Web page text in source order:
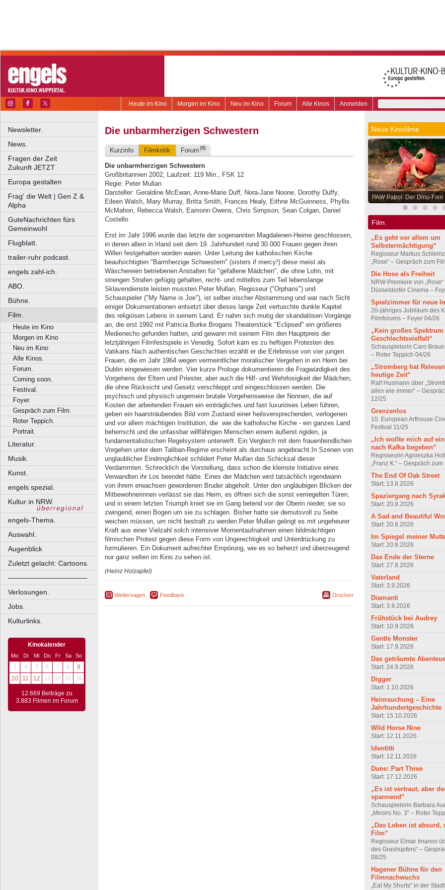
Anmelden
Alle Kinos
Forum
Neu im Kino
Morgen im Kino
Heute im Kino
Newsletter.
News.
Fragen der Zeit
Zukunft JETZT
Europa gestalten
Frag' die Welt | Gen Z &
Alpha
GuteNachrichten fürs
Gemeinwohl
Flugblatt.
trailer-ruhr podcast.
engels zahl-ich.
ABO.
Bühne.
Film.
Heute im Kino
Morgen im Kino
Neu im Kino
Alle Kinos.
Forum.
Coming soon.
Festival.
Foyer.
Gespräch zum Film.
Roter Teppich.
Portrait.
Literatur.
Musik.
Kunst.
engels spezial.
Kultur in NRW.
engels-Thema.
Auswahl.
Augenblick
Zuletzt gelacht: Cartoons.
––––––––––––––––––––
Verlosungen.
Jobs.
Kulturlinks.
Kinokalender
Mo Di Mi Do Fr Sa
So
3
4 5 6 7 8
9
10
11 12 13 14 15 16
12.669 Beiträge zu
3.883 Filmen im Forum
Die unbarmherzigen Schwestern
Kurzinfo Filmkritik Forum (5)
Die unbarmherzigen Schwestern
Großbritannien 2002, Laufzeit: 119 Min., FSK 12
Regie: Peter Mullan
Darsteller: Geraldine McEwan, Anne-Marie Duff, Nora-Jane Noone, Dorothy Duffy,
Eileen Walsh, Mary Murray, Britta Smith, Frances Healy, Eithne McGuinness, Phyllis
McMahon, Rebecca Walsh, Eamonn Owens, Chris Simpson, Sean Colgan, Daniel
Costello
Erst im Jahr 1996 wurde das letzte der sogenannten Magdalenen-Heime geschlossen,
in denen allein in Irland seit dem 19. Jahrhundert rund 30.000 Frauen gegen ihren
Willen festgehalten worden waren. Unter Leitung der katholischen Kirche
beaufsichtigten "Barmherzige Schwestern" (sisters if mercy¹) diese meist als
Wäschereien betriebenen Anstalten für "gefallene Mädchen", die ohne Lohn, mit
strengen Strafen gefügig gehalten, recht- und mittellos zum Teil lebenslange
Sklavendienste leisten mussten. Peter Mullan, Regisseur ("Orphans") und
Schauspieler ("My Name is Joe"), ist selber irischer Abstammung und war nach Sicht
einiger Dokumentationen entsetzt über dieses lange Zeit vertuschte dunkle Kapitel
des religiösen Lebens in seinem Land. Er nahm sich mutig der skandalösen Vorgänge
an, die erst 1992 mit Patricia Burke Brogans Theaterstück "Eclipsed" ein größeres
Medienecho gefunden hatten, und gewann mit seinem Film den Hauptpreis der
letztjährigen Filmfestspiele in Venedig. Sofort kam es zu heftigen Protesten des
Vatikans. Nach authentischen Geschichten erzählt er die Erlebnisse von vier jungen
Frauen, die im Jahr 1964 wegen vermeintlicher moralischer Vergehen in ein Heim bei
Dublin eingewiesen werden. Vier kurze Prologe dokumentieren die Fragwürdigkeit des
Vorgehens der Eltern und Priester, aber auch die Hilf- und Wehrlosigkeit der Mädchen,
die ohne Rücksicht und Gesetz verschleppt und eingeschlossen werden. Die
psychisch und physisch ungemein brutale Vorgehensweise der Nonnen, die auf
Kosten der arbeitenden Frauen ein einträgliches und fast luxuriöses Leben führen,
geben ein haarsträubendes Bild vom Zustand einer heilsversprechenden, verlogenen
und vor allem mächtigen Institution, die ­ wie die katholische Kirche - ein ganzes Land
beherrscht und die unfassbar willfährigen Menschen einem äußerst rigiden, ja
fundamentalistischen Regelsystem unterwirft. Ein Vergleich mit dem frauenfeindlichen
Vorgehen unter dem Taliban-Regime erscheint als durchaus angebracht. In Szenen von
unglaublicher Eindringlichkeit schildert Peter Mullan das Schicksal dieser
Verdammten. Schrecklich die Vorstellung, dass schon die kleinste Initiative eines
Verwandten ihr Los beendet hätte. Eines der Mädchen wird tatsächlich irgendwann
von ihrem erwachsen gewordenen Bruder abgeholt. Unter den ungläubigen Blicken der
Mitbewohnerinnen verlässt sie das Heim, es öffnen sich die sonst verriegelten Türen,
und in einem letzten Triumph kniet sie im Gang betend vor der Oberin nieder, sie so
zwingend, einen Bogen um sie zu schlagen. Bisher hatte sie demutsvoll zu Seite
weichen müssen, um nicht bestraft zu werden. Peter Mullan gelingt es mit ungeheurer
Kraft aus einer Vielzahl solch intensiver Momentaufnahmen einen bildmächtigen
filmischen Protest gegen diese Form von Ungerechtigkeit und Unterdrückung zu
formulieren. Ein Dokument aufrechter Empörung, wie es so beherzt und überzeugend
nur ganz selten im Kino zu sehen ist.
(Heinz Holzapfel)
Weitersagen Feedback Drucken
Neue Kinofilme
PAW Patrol: Der Dino-Film
Film.
„Es geht vor allem um
Selbstermächtigung“
Regisseur Markus
„Rose“ – Gespräch zum
Die Hose als Freiheit
NRW-Premiere von „Rose“
Düsseldorfer Cinema –
Spielzimmer für neue
20-jähriges Jubiläum des
Filmforums – Foyer 04/26
„Kein großes Spektrum
Geschlechtsvielfalt“
Schauspielerin Caro Braun
– Roter Teppich 04/26
„Stromberg hat
heutige Zeit“
Ralf Husmann über
alles wie immer“ –
12/25
Grenzenlos
10. European Arthouse
Festival 11/25
„Ich wollte mich auf
nach Kafka begeben“
Regisseurin Agnieszka
„Franz K.“ – Gespräch
The End Of Oak Street
Start: 13.8.2026
Spaziergang nach
Start: 20.8.2026
A Sad and Beautiful
Start: 20.8.2026
Im Spiegel meiner
Start: 20.8.2026
Das Ende der Sterne
Start: 27.8.2026
Vaterland
Start: 3.9.2026
Diamanti
Start: 3.9.2026
Frühstück bei Audrey
Start: 10.9.2026
Gentle Monster
Start: 17.9.2026
Das geträumte
Start: 24.9.2026
Digger
Start: 1.10.2026
Heimsuchung – Eine
Jahrhundertgeschichte
Start: 15.10.2026
Wild Horse Nine
Start: 12.11.2026
Identitti
Start: 12.11.2026
Dune: Part Three
Start: 17.12.2026
„Es ist vertraut, aber
spannend“
Schauspielerin Barbara
„Miroirs No. 3“ – Roter
„Das Leben ist absurd,
Film“
Regisseur Elmar Imanov
des Grashüpfers“ –
08/25
Hagener Bühne für den
Filmnachwuchs
„Eat My Shorts“ in der